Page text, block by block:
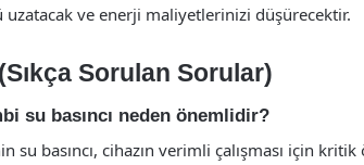
ve enerji maliyetlerinizi düşürecektir.
Sorulan Sorular)
su basıncı neden önemlidir?
su basıncı, cihazın verimli çalışması için